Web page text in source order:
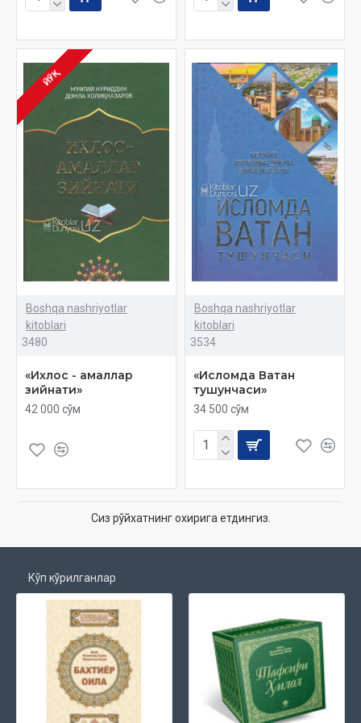
ЙЎҚ
Boshqa nashriyotlar
kitoblari
3480
«Ихлос - амаллар
зийнати»
42 000 сўм
Boshqa nashriyotlar
kitoblari
3534
«Исломда Ватан
тушунчаси»
34 500 сўм
Сиз рўйхатнинг охирига етдингиз.
Кўп кўрилганлар